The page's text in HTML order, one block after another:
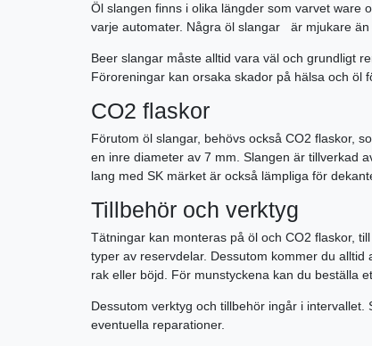
Öl slangen finns i olika längder som varvet ware
varje automater. Några öl slangar är mjukare
Beer slangar måste alltid vara väl och grundligt
Föroreningar kan orsaka skador på hälsa och öl
CO2 flaskor
Förutom öl slangar, behövs också CO2 flaskor,
en inre diameter av 7 mm. Slangen är tillverkad
lang med SK märket är också lämpliga för
Tillbehör och verktyg
Tätningar kan monteras på öl och CO2 flaskor,
typer av reservdelar. Dessutom kommer du
rak eller böjd. För munstyckena kan du beställa
Dessutom verktyg och tillbehör ingår i
eventuella reparationer.